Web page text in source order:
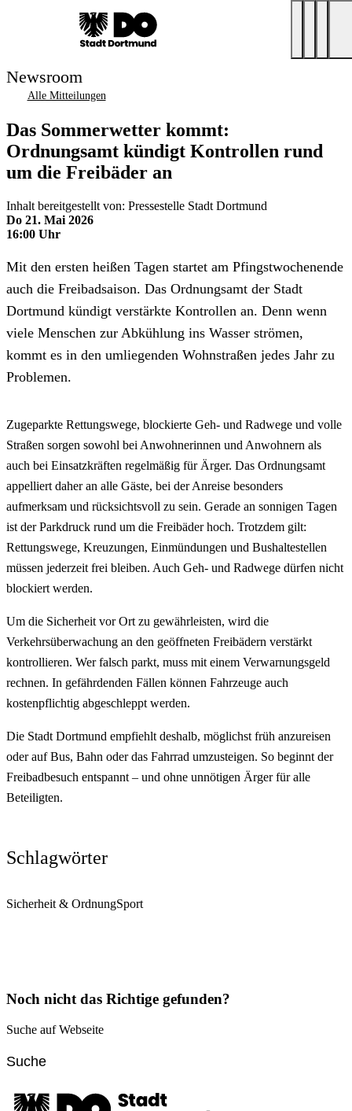
Newsroom
Alle Mitteilungen
Das Sommerwetter kommt:
Ordnungsamt kündigt Kontrollen rund
um die Freibäder an
Inhalt bereitgestellt von: Pressestelle Stadt Dortmund
Do 21. Mai 2026
16:00 Uhr
Mit den ersten heißen Tagen startet am Pfingstwochenende
auch die Freibadsaison. Das Ordnungsamt der Stadt
Dortmund kündigt verstärkte Kontrollen an. Denn wenn
viele Menschen zur Abkühlung ins Wasser strömen,
kommt es in den umliegenden Wohnstraßen jedes Jahr zu
Problemen.
Zugeparkte Rettungswege, blockierte Geh- und Radwege und volle
Straßen sorgen sowohl bei Anwohnerinnen und Anwohnern als
auch bei Einsatzkräften regelmäßig für Ärger. Das Ordnungsamt
appelliert daher an alle Gäste, bei der Anreise besonders
aufmerksam und rücksichtsvoll zu sein. Gerade an sonnigen Tagen
ist der Parkdruck rund um die Freibäder hoch. Trotzdem gilt:
Rettungswege, Kreuzungen, Einmündungen und Bushaltestellen
müssen jederzeit frei bleiben. Auch Geh- und Radwege dürfen nicht
blockiert werden.
Um die Sicherheit vor Ort zu gewährleisten, wird die
Verkehrsüberwachung an den geöffneten Freibädern verstärkt
kontrollieren. Wer falsch parkt, muss mit einem Verwarnungsgeld
rechnen. In gefährdenden Fällen können Fahrzeuge auch
kostenpflichtig abgeschleppt werden.
Die Stadt Dortmund empfiehlt deshalb, möglichst früh anzureisen
oder auf Bus, Bahn oder das Fahrrad umzusteigen. So beginnt der
Freibadbesuch entspannt – und ohne unnötigen Ärger für alle
Beteiligten.
Schlagwörter
Sicherheit & OrdnungSport
Noch nicht das Richtige gefunden?
Suche auf Webseite